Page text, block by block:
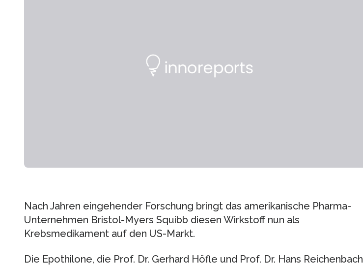
Nach Jahren eingehender Forschung bringt das amerikanische Pharma-
Unternehmen Bristol-Myers Squibb diesen Wirkstoff nun als
Krebsmedikament auf den US-Markt.
Die Epothilone, die Prof. Dr. Gerhard Höfle und Prof. Dr. Hans Reichenbach